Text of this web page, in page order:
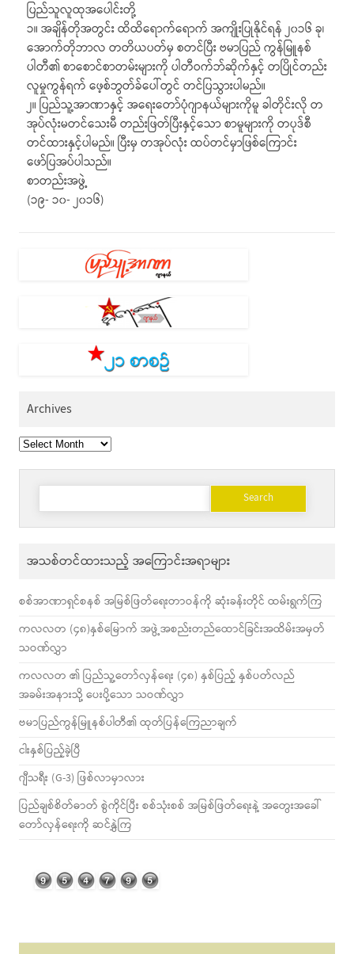
ပြည်သူလူထုအပေါင်းတို့
၁။ အချိန်တိုအတွင်း ထိထိရောက်ရောက် အကျိုးပြုနိုင်ရန် ၂၀၁၆ ခု၊
အောက်တိုဘာလ တတိယပတ်မှ စတင်ပြီး ဗမာပြည် ကွန်မြူနစ်
ပါတီ၏ စာစောင်စာတမ်းများကို ပါတီဝက်ဘ်ဆိုက်နှင့် တပြိုင်တည်း
လူမှုကွန်ရက် ဖေ့စ်ဘွတ်ခ်ပေါ်တွင် တင်ပြသွားပါမည်။
၂။ ပြည်သူ့အာဏာနှင့် အရေးတော်ပုံဂျာနယ်များကိုမူ ခါတိုင်းလို တ
အုပ်လုံးမတင်သေးမီ တည်းဖြတ်ပြီးနှင့်သော စာမူများကို တပုဒ်စီ
တင်ထားနှင့်ပါမည်။ ပြီးမှ တအုပ်လုံး ထပ်တင်မှာဖြစ်ကြောင်း
ဖော်ပြအပ်ပါသည်။
စာတည်းအဖွဲ့
(၁၉- ၁၀- ၂၀၁၆)
Archives
Archives
Search
အသစ်တင်ထားသည့် အကြောင်းအရာများ
စစ်အာဏာရှင်စနစ် အမြစ်ဖြတ်ရေးတာဝန်ကို ဆုံးခန်းတိုင် ထမ်းရွက်ကြ
ကလလတ (၄၈)နှစ်မြောက် အဖွဲ့အစည်းတည်ထောင်ခြင်းအထိမ်းအမှတ်
သဝဏ်လွှာ
ကလလတ ၏ ပြည်သူ့တော်လှန်ရေး (၄၈) နှစ်ပြည့် နှစ်ပတ်လည်
အခမ်းအနားသို့ ပေးပို့သော သဝဏ်လွှာ
ဗမာပြည်ကွန်မြူနစ်ပါတီ၏ ထုတ်ပြန်ကြေညာချက်
ငါးနှစ်ပြည့်ခဲ့ပြီ
ဂျီသရီး (G-3) ဖြစ်လာမှာလား
ပြည်ချစ်စိတ်ဓာတ် စွဲကိုင်ပြီး စစ်သုံးစစ် အမြစ်ဖြတ်ရေးနဲ့ အတွေးအခေါ်
တော်လှန်ရေးကို ဆင်နွှဲကြ